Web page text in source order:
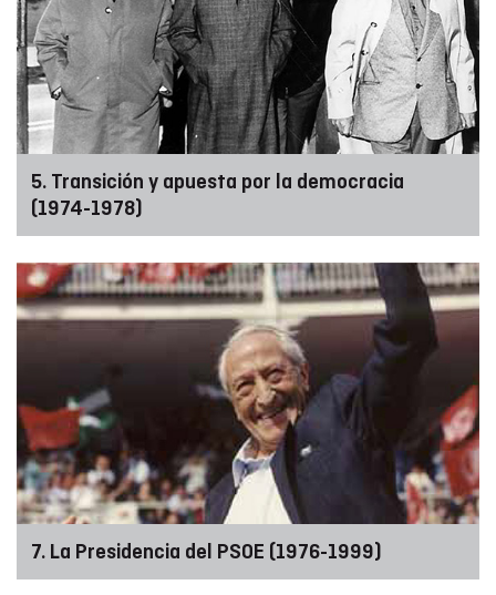
5. Transición y apuesta por la democracia
(1974-1978)
7. La Presidencia del PSOE (1976-1999)